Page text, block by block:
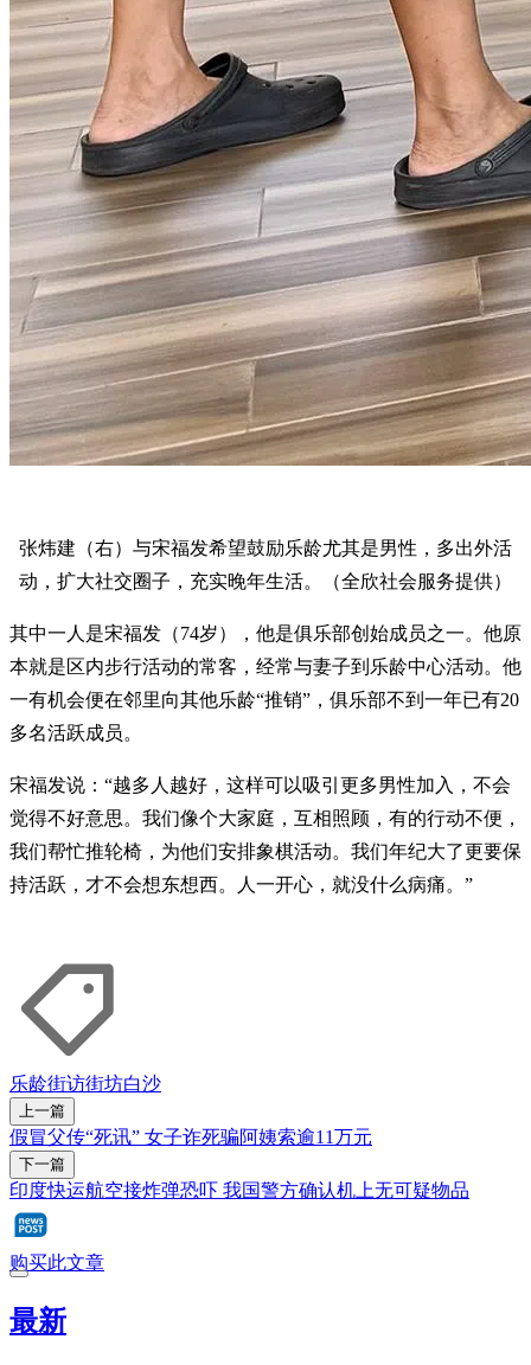
张炜建（右）与宋福发希望鼓励乐龄尤其是男性，多出外活
动，扩大社交圈子，充实晚年生活。（全欣社会服务提供）
其中一人是宋福发（74岁），他是俱乐部创始成员之一。他原
本就是区内步行活动的常客，经常与妻子到乐龄中心活动。他
一有机会便在邻里向其他乐龄“推销”，俱乐部不到一年已有20
多名活跃成员。
宋福发说：“越多人越好，这样可以吸引更多男性加入，不会
觉得不好意思。我们像个大家庭，互相照顾，有的行动不便，
我们帮忙推轮椅，为他们安排象棋活动。我们年纪大了更要保
持活跃，才不会想东想西。人一开心，就没什么病痛。”
乐龄街访街坊白沙
上一篇
假冒父传“死讯” 女子诈死骗阿姨索逾11万元
下一篇
印度快运航空接炸弹恐吓 我国警方确认机上无可疑物品
购买此文章
最新